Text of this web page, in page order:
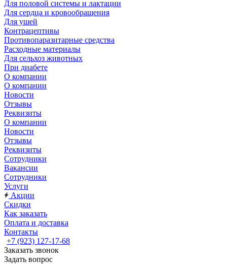
Для половой системы и лактации
Для сердца и кровообращения
Для ушей
Контрацептивы
Противопаразитарные средства
Расходные материалы
Для сельхоз животных
При диабете
О компании
О компании
Новости
Отзывы
Реквизиты
О компании
Новости
Отзывы
Реквизиты
Сотрудники
Вакансии
Сотрудники
Услуги
Акции
Скидки
Как заказать
Оплата и доставка
Контакты
+7 (923) 127-17-68
Заказать звонок
Задать вопрос